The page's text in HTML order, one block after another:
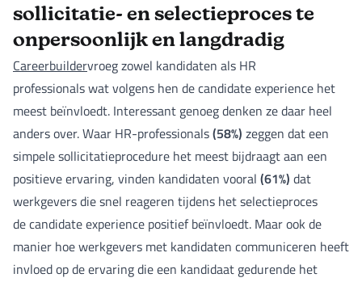
sollicitatie- en selectieproces te
onpersoonlijk en langdradig
Careerbuildervroeg zowel kandidaten als HR
professionals wat volgens hen de candidate experience het
meest beïnvloedt. Interessant genoeg denken ze daar heel
anders over. Waar HR-professionals(58%) zeggen dat een
simpele sollicitatieprocedure het meest bijdraagt aan een
positieve ervaring, vinden kandidaten vooral (61%) dat
werkgevers die snel reageren tijdens het selectieproces
de candidate experience positief beïnvloedt. Maar ook de
manier hoe werkgevers met kandidaten communiceren heeft
invloed op de ervaring die een kandidaat gedurende het